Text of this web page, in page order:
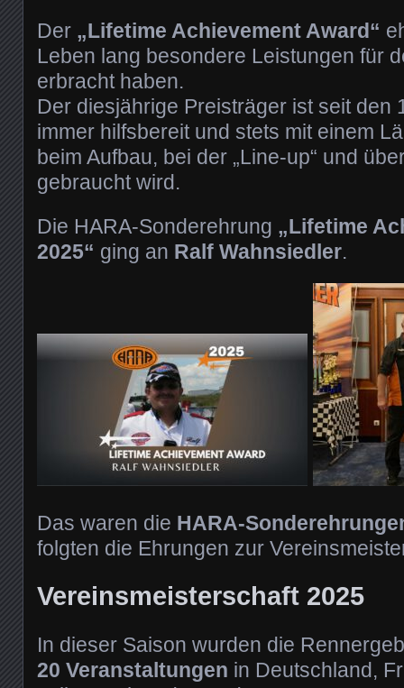
Der „Lifetime Achievement Award“
Leben lang besondere Leistungen für
erbracht haben.
Der diesjährige Preisträger ist seit den
immer hilfsbereit und stets mit einem
beim Aufbau, bei der „Line-up“ und
gebraucht wird.
Die HARA-Sonderehrung „Lifetime
2025“ ging an Ralf Wahnsiedler.
Das waren die HARA-
folgten die Ehrungen zur
Vereinsmeisterschaft 2025
In dieser Saison wurden die
20 Veranstaltungen in Deutschland,